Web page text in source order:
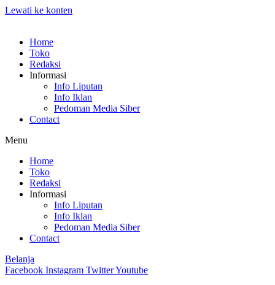
Lewati ke konten
Home
Toko
Redaksi
Informasi
Info Liputan
Info Iklan
Pedoman Media Siber
Contact
Menu
Home
Toko
Redaksi
Informasi
Info Liputan
Info Iklan
Pedoman Media Siber
Contact
Belanja
Facebook Instagram TwitterYoutube